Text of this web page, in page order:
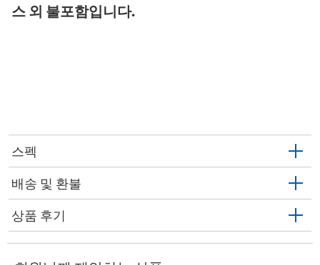
스 외 불포함입니다.
스펙
배송 및 환불
상품 후기